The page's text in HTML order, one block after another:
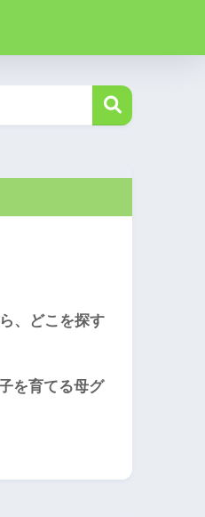
、どこを探す
を育てる母グ